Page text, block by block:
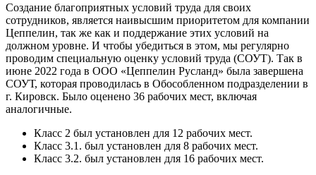
Создание благоприятных условий труда для своих
сотрудников, является наивысшим приоритетом для компании
Цеппелин, так же как и поддержание этих условий на
должном уровне. И чтобы убедиться в этом, мы регулярно
проводим специальную оценку условий труда (СОУТ). Так в
июне 2022 года в ООО «Цеппелин Русланд» была завершена
СОУТ, которая проводилась в Обособленном подразделении в
г. Кировск. Было оценено 36 рабочих мест, включая
аналогичные.
Класс 2 был установлен для 12 рабочих мест.
Класс 3.1. был установлен для 8 рабочих мест.
Класс 3.2. был установлен для 16 рабочих мест.